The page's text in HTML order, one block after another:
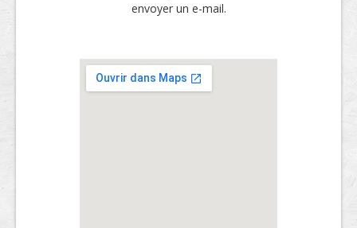
envoyer un e-mail.